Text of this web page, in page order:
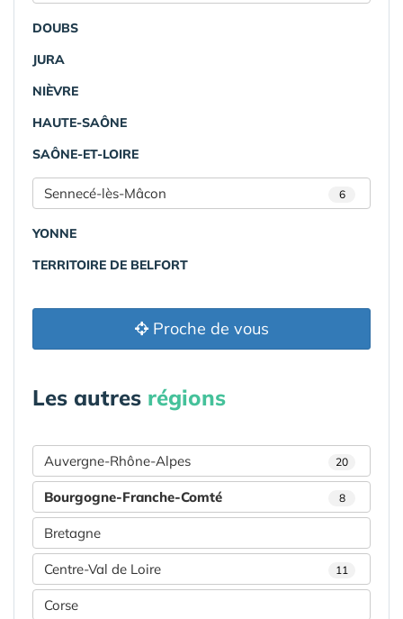
DOUBS
JURA
NIÈVRE
HAUTE-SAÔNE
SAÔNE-ET-LOIRE
Sennecé-lès-Mâcon 6
YONNE
TERRITOIRE DE BELFORT
Proche de vous
Les autres régions
Auvergne-Rhône-Alpes 20
Bourgogne-Franche-Comté 8
Bretagne
Centre-Val de Loire 11
Corse